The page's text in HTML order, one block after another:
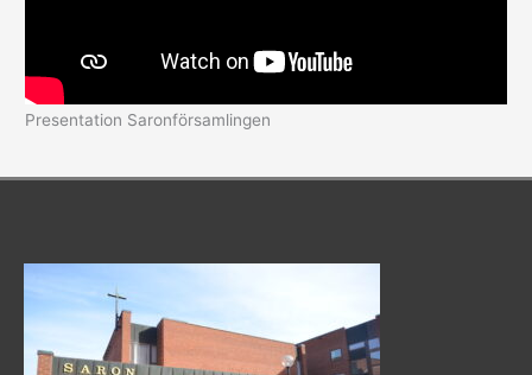
Presentation Saronförsamlingen